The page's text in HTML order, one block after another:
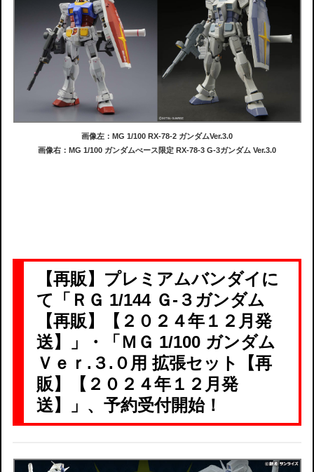
画像左：MG 1/100 RX-78-2 ガンダムVer.3.0
画像右：MG 1/100 ガンダムべース限定 RX-78-3 G-3ガンダム Ver.3.0
【再販】プレミアムバンダイに
て「ＲＧ 1/144 Ｇ-３ガンダム
【再販】【２０２４年１２月発
送】」・「ＭＧ 1/100 ガンダム
Ｖｅｒ.３.０用 拡張セット【再
販】【２０２４年１２月発
送】」、予約受付開始！